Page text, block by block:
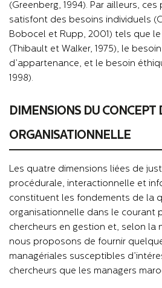
(Greenberg, 1994). Par ailleurs,
satisfont des besoins individuels
Bobocel et Rupp, 2001) tels que
(Thibault et Walker, 1975), le
d’appartenance, et le besoin
1998).
DIMENSIONS DU CONCEPT
ORGANISATIONNELLE
Les quatre dimensions liées de
procédurale, interactionnelle et
constituent les fondements de la
organisationnelle dans le courant
chercheurs en gestion et, selon la
nous proposons de fournir
managériales susceptibles
chercheurs que les managers